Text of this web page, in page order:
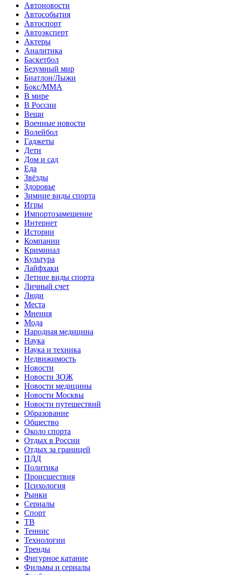
Автоновости
Автособытия
Автоспорт
Автоэксперт
Актеры
Аналитика
Баскетбол
Безумный мир
Биатлон/Лыжи
Бокс/MMA
В мире
В России
Вещи
Военные новости
Волейбол
Гаджеты
Дети
Дом и сад
Еда
Звёзды
Здоровье
Зимние виды спорта
Игры
Импортозамещение
Интернет
Истории
Компании
Криминал
Культура
Лайфхаки
Летние виды спорта
Личный счет
Люди
Места
Мнения
Мода
Народная медицина
Наука
Наука и техника
Недвижимость
Новости
Новости ЗОЖ
Новости медицины
Новости Москвы
Новости путешествий
Образование
Общество
Около спорта
Отдых в России
Отдых за границей
ПДД
Политика
Происшествия
Психология
Рынки
Сериалы
Спорт
ТВ
Теннис
Технологии
Тренды
Фигурное катание
Фильмы и сериалы